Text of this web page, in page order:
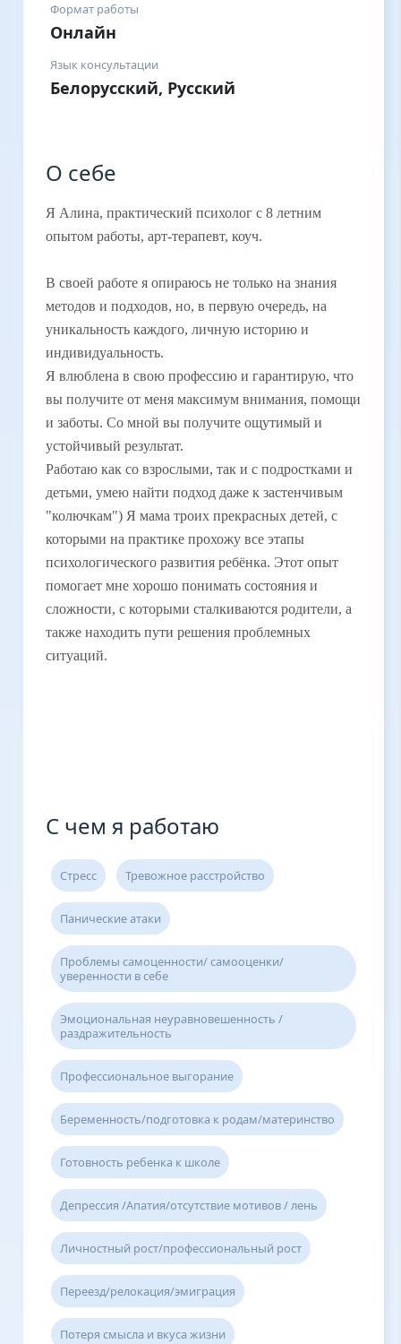
Формат работы
Онлайн
Язык консультации
Белорусский, Русский
О себе
Я Алина, практический психолог с 8 летним
опытом работы, арт-терапевт, коуч.
В своей работе я опираюсь не только на знания
методов и подходов, но, в первую очередь, на
уникальность каждого, личную историю и
индивидуальность.
Я влюблена в свою профессию и гарантирую, что
вы получите от меня максимум внимания, помощи
и заботы. Со мной вы получите ощутимый и
устойчивый результат.
Работаю как со взрослыми, так и с подростками и
детьми, умею найти подход даже к застенчивым
"колючкам") Я мама троих прекрасных детей, с
которыми на практике прохожу все этапы
психологического развития ребёнка. Этот опыт
помогает мне хорошо понимать состояния и
сложности, с которыми сталкиваются родители, а
также находить пути решения проблемных
ситуаций.
С чем я работаю
Стресс Тревожное расстройство
Панические атаки
Проблемы самоценности/ самооценки/
уверенности в себе
Эмоциональная неуравновешенность /
раздражительность
Профессиональное выгорание
Беременность/подготовка к родам/материнство
Готовность ребенка к школе
Депрессия /Апатия/отсутствие мотивов / лень
Личностный рост/профессиональный рост
Переезд/релокация/эмиграция
Потеря смысла и вкуса жизни